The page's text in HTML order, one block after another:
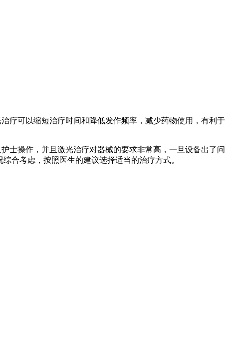
疗可以缩短治疗时间和降低发作频率，减少药物使用，有利于
士操作，并且激光治疗对器械的要求非常高，一旦设备出了问
合考虑，按照医生的建议选择适当的治疗方式。